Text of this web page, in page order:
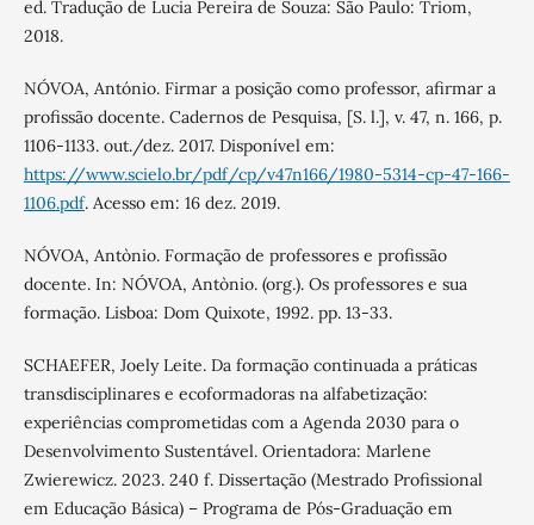
ed. Tradução de Lucia Pereira de Souza: São Paulo: Triom,
2018.
NÓVOA, António. Firmar a posição como professor, afirmar a
profissão docente. Cadernos de Pesquisa, [S. l.], v. 47, n. 166, p.
1106-1133. out./dez. 2017. Disponível em:
https://www.scielo.br/pdf/cp/v47n166/1980-5314-cp-47-166-
1106.pdf. Acesso em: 16 dez. 2019.
NÓVOA, Antònio. Formação de professores e profissão
docente. In: NÓVOA, Antònio. (org.). Os professores e sua
formação. Lisboa: Dom Quixote, 1992. pp. 13-33.
SCHAEFER, Joely Leite. Da formação continuada a práticas
transdisciplinares e ecoformadoras na alfabetização:
experiências comprometidas com a Agenda 2030 para o
Desenvolvimento Sustentável. Orientadora: Marlene
Zwierewicz. 2023. 240 f. Dissertação (Mestrado Profissional
em Educação Básica) – Programa de Pós-Graduação em